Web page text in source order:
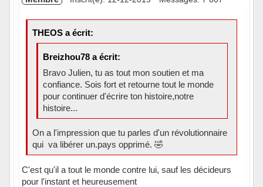
THEOS a écrit:
Breizhou78 a écrit:
Bravo Julien, tu as tout mon soutien et ma
confiance. Sois fort et retourne tout le monde
pour continuer d'écrire ton histoire,notre
histoire...
On a l'impression que tu parles d'un révolutionnaire
qui va libérer un.pays opprimé. 🤣
C'est qu'il a tout le monde contre lui, sauf les décideurs
pour l'instant et heureusement